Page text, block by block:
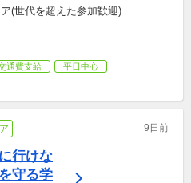
(世代を超えた参加歓迎)
通費支給
平日中心
9日前
行けな
守る学